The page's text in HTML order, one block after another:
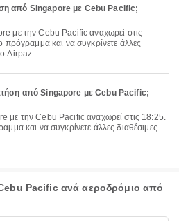
από Singapore με Cebu Pacific;
πρόγραμμα και να συγκρίνετε άλλες
Airpaz.
από Singapore με Cebu Pacific;
και να συγκρίνετε άλλες διαθέσιμες
Pacific ανά αεροδρόμιο από